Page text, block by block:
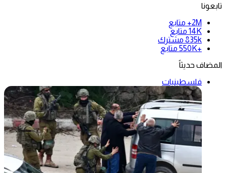
تابعونا
2M+
متابع
14K متابع
835k مشترك
+550K
متابع
المضاف حديثاً
فلسطينيات